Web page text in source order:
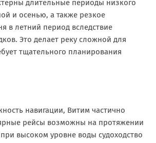
длительные периоды низкого
и осенью, а также резкое
в летний период вследствие
Это делает реку сложной для
тщательного планирования
навигации, Витим частично
рейсы возможны на протяжении
при высоком уровне воды судоходство